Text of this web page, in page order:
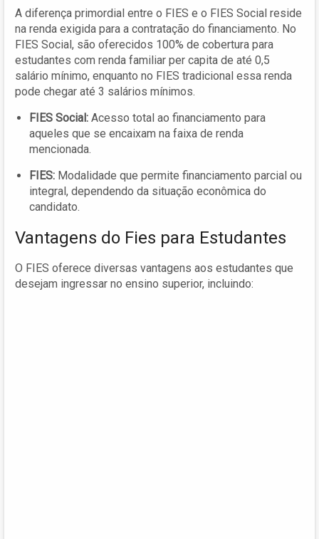
A diferença primordial entre o FIES e o FIES Social reside
na renda exigida para a contratação do financiamento. No
FIES Social, são oferecidos 100% de cobertura para
estudantes com renda familiar per capita de até 0,5
salário mínimo, enquanto no FIES tradicional essa renda
pode chegar até 3 salários mínimos.
FIES Social: Acesso total ao financiamento para
aqueles que se encaixam na faixa de renda
mencionada.
FIES: Modalidade que permite financiamento parcial ou
integral, dependendo da situação econômica do
candidato.
Vantagens do Fies para Estudantes
O FIES oferece diversas vantagens aos estudantes que
desejam ingressar no ensino superior, incluindo: